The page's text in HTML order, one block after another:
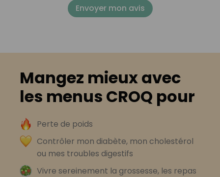
Envoyer mon avis
Mangez mieux avec
les menus CROQ pour
Perte de poids
Contrôler mon diabète, mon cholestérol
ou mes troubles digestifs
Vivre sereinement la grossesse, les repas